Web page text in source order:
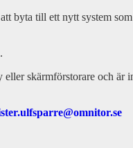
byta till ett nytt system
skärmförstorare och är